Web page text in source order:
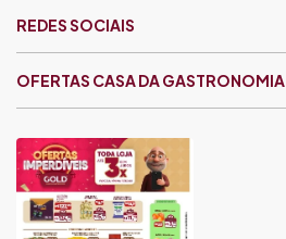
OFERTAS CASA DA GASTRONOMIA
REDES SOCIAIS